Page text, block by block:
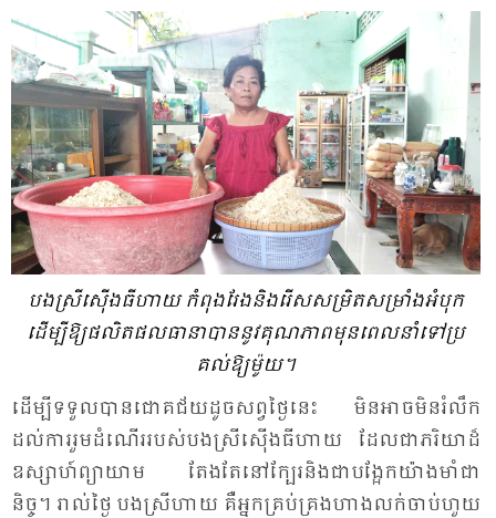
បង​ស្រី​ស៊ើង​ធី​ហាយ​ កំ​ពុង​រែង​និង​រើស​សម្រិត​សម្រាំង​អំ​បុក
ដើម្បី​ឱ្យ​ផលិត​ផល​ធា​នា​បាន​នូវ​គុណ​ភាព​មុន​ពេល​នាំ​ទៅ​ប្រ​
គល់​ឱ្យ​ម៉ូយ។
ដើម្បី​ទទួល​បាន​ជោគ​ជ័យ​ដូច​សព្វ​ថ្ងៃ​នេះ មិន​អាច​មិន​រំលឹក​
ដល់​ការ​រួម​ដំ​ណើរ​របស់​បង​ស្រី​ស៊ើង​ធី​ហាយ ដែល​ជា​ភរិ​យា​ដ៏​
ឧស្សាហ៍​ព្យា​យាម​ តែង​តែ​នៅ​ក្បែរ​និង​ជា​បង្អែក​យ៉ាង​មាំ​ជា​
និច្ច។ រាល់​ថ្ងៃ បង​ស្រី​ហាយ គឺ​អ្នក​គ្រប់​គ្រង​ហាង​លក់​ចាប់​ហួយ​